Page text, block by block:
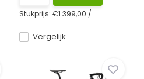
Vergelijk
Stukprijs: €1.399,00 /